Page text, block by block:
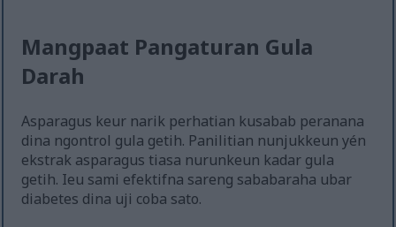
Mangpaat Pangaturan Gula
Darah
Asparagus keur narik perhatian kusabab peranana
dina ngontrol gula getih. Panilitian nunjukkeun yén
ekstrak asparagus tiasa nurunkeun kadar gula
getih. Ieu sami efektifna sareng sababaraha ubar
diabetes dina uji coba sato.